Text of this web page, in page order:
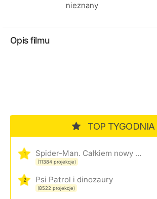
nieznany
Opis filmu
TOP TYGODNIA
1 Spider-Man. Całkiem nowy dzień
(11384 projekcje)
2 Psi Patrol i dinozaury
(8522 projekcje)